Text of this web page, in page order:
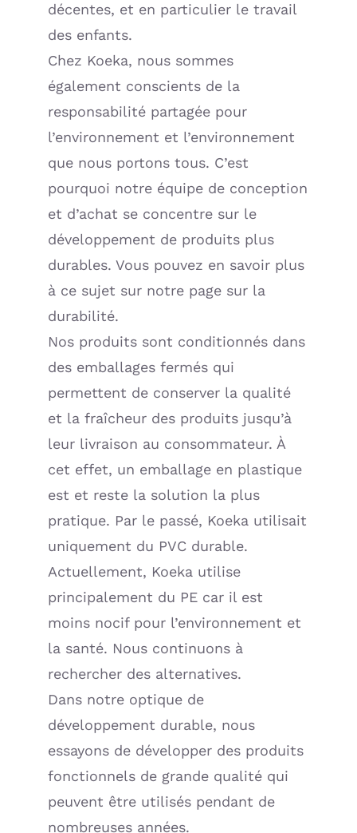
décentes, et en particulier le travail
des enfants.
Chez Koeka, nous sommes
également conscients de la
responsabilité partagée pour
l’environnement et l’environnement
que nous portons tous. C’est
pourquoi notre équipe de conception
et d’achat se concentre sur le
développement de produits plus
durables. Vous pouvez en savoir plus
à ce sujet sur notre page sur la
durabilité.
Nos produits sont conditionnés dans
des emballages fermés qui
permettent de conserver la qualité
et la fraîcheur des produits jusqu’à
leur livraison au consommateur. À
cet effet, un emballage en plastique
est et reste la solution la plus
pratique. Par le passé, Koeka utilisait
uniquement du PVC durable.
Actuellement, Koeka utilise
principalement du PE car il est
moins nocif pour l’environnement et
la santé. Nous continuons à
rechercher des alternatives.
Dans notre optique de
développement durable, nous
essayons de développer des produits
fonctionnels de grande qualité qui
peuvent être utilisés pendant de
nombreuses années.